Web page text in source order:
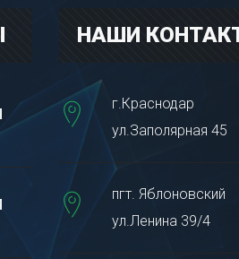
НАШИ
г.Краснодар
ул.Заполярная 45
пгт. Яблоновский
ул.Ленина 39/4